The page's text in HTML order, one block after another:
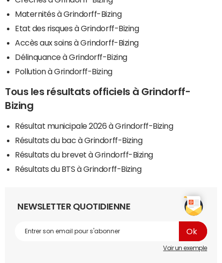
Maternités à Grindorff-Bizing
Etat des risques à Grindorff-Bizing
Accès aux soins à Grindorff-Bizing
Délinquance à Grindorff-Bizing
Pollution à Grindorff-Bizing
Tous les résultats officiels à Grindorff-
Bizing
Résultat municipale 2026 à Grindorff-Bizing
Résultats du bac à Grindorff-Bizing
Résultats du brevet à Grindorff-Bizing
Résultats du BTS à Grindorff-Bizing
NEWSLETTER QUOTIDIENNE
Voir un exemple